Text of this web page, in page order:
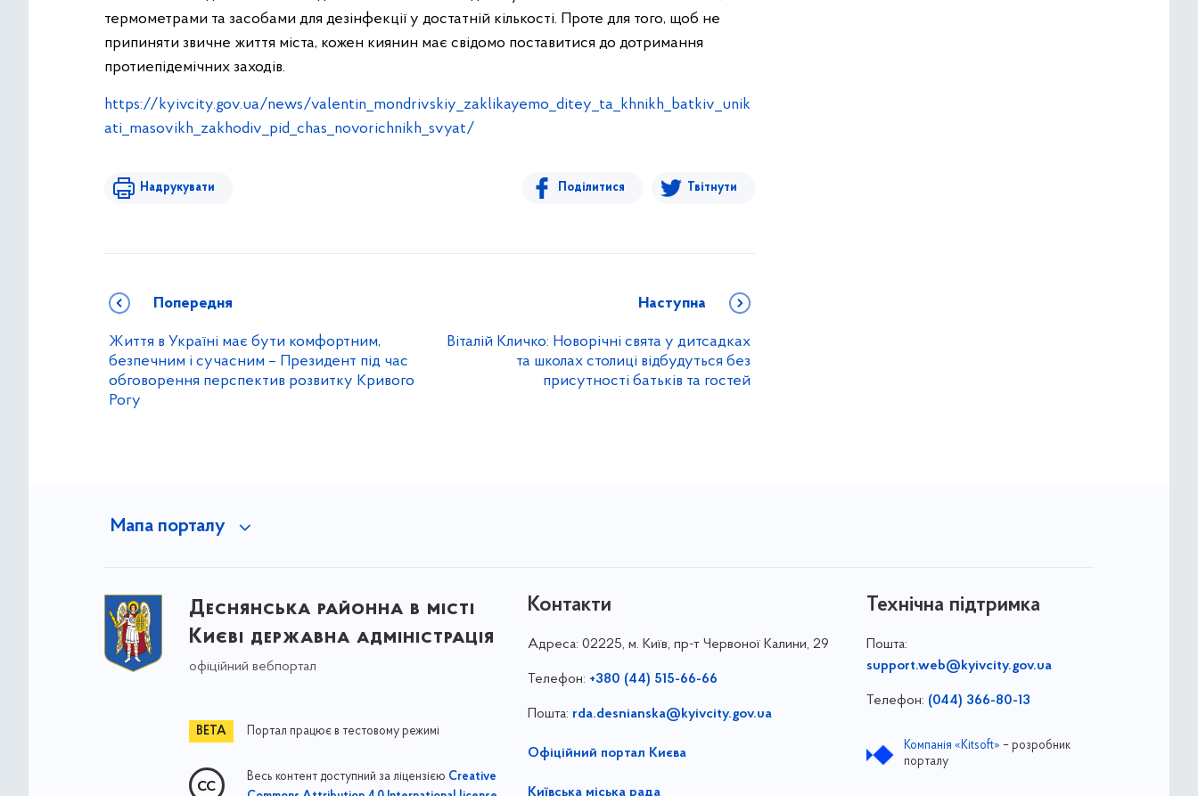
термометрами та засобами для дезінфекції у достатній кількості. Проте для того, щоб не
припиняти звичне життя міста, кожен киянин має свідомо поставитися до дотримання
протиепідемічних заходів.
https://kyivcity.gov.ua/news/valentin_mondrivskiy_zaklikayemo_ditey_ta_khnikh_batkiv_unik
ati_masovikh_zakhodiv_pid_chas_novorichnikh_svyat/
Надрукувати Поділитися Твітнути
Попередня
Життя в Україні має бути комфортним,
безпечним і сучасним – Президент під час
обговорення перспектив розвитку Кривого
Рогу
Наступна
Віталій Кличко: Новорічні свята у дитсадках
та школах столиці відбудуться без
присутності батьків та гостей
Мапа порталу
Деснянська районна в місті
Києві державна адміністрація
офіційний вебпортал
Портал працює в тестовому режимі
Весь контент доступний за ліцензією Creative
Контакти
Адреса: 02225, м. Київ, пр-т Червоної Калини, 29
Телефон: +380 (44) 515-66-66
Пошта: rda.desnianska@kyivcity.gov.ua
Офіційний портал Києва
Київська міська рада
Технічна підтримка
Пошта:
support.web@kyivcity.gov.ua
Телефон: (044) 366-80-13
Компанія «Kitsoft» – розробник
порталу